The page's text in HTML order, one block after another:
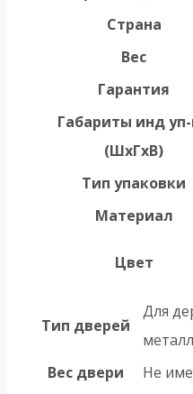
Страна
Вес
Гарантия
Габариты инд
(ШхГхВ)
Тип упаковки
Материал
Цвет
Тип дверей
Для
Вес двери
Не